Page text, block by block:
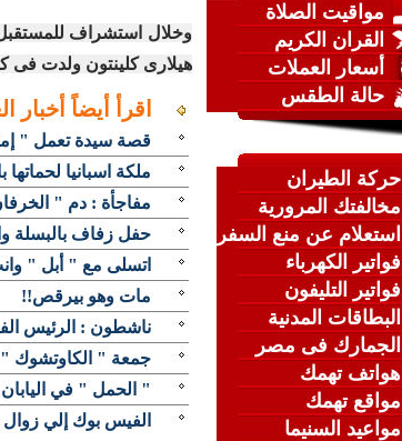
مواقيت الصلاة
القران الكريم
أسعار العملات
حالة الطقس
حركة الطيران
مخالفتك المرورية
استعلام عن منع السفر
فواتير الكهرباء
فواتير التليفون
البطاقات المدنية
الجمارك فى مصر
هواتف تهمك
مواقع تهمك
مواعيد السنيما
وخلال استشراف للمستقبل
هيلارى كلينتون ولدت فى
اقرأ أيضاً أخبار
قصة سيدة تعمل "
ملكة اسبانيا
مفاجأة : دم "
حفل زفاف بالبسلة
اتسلى مع " أبل "
مات وهو بيرقص!!
ناشطون : الرئيس
جمعة " الكاوتشوك
" الحمل " في
الفيس بوك إلي